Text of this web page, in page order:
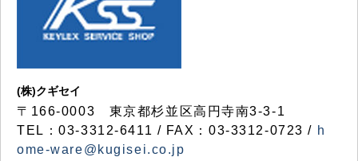
(株)クギセイ
〒166-0003 東京都杉並区高円寺南3-3-1
TEL：03-3312-6411 / FAX：03-3312-0723 / h
ome-ware@kugisei.co.jp